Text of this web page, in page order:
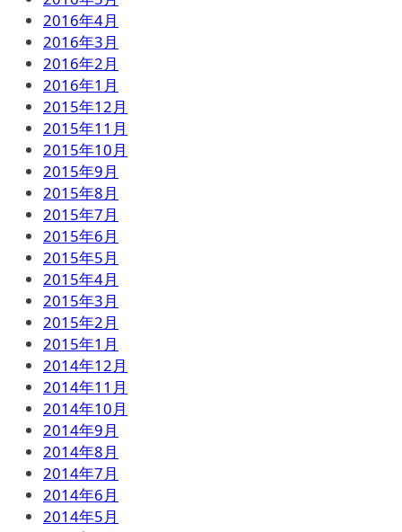
2016年4月
2016年3月
2016年2月
2016年1月
2015年12月
2015年11月
2015年10月
2015年9月
2015年8月
2015年7月
2015年6月
2015年5月
2015年4月
2015年3月
2015年2月
2015年1月
2014年12月
2014年11月
2014年10月
2014年9月
2014年8月
2014年7月
2014年6月
2014年5月